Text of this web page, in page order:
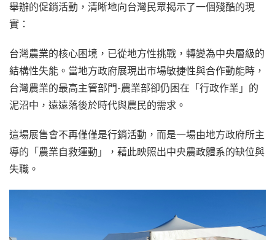
舉辦的促銷活動，清晰地向台灣民眾揭示了一個殘酷的現
實：
台灣農業的核心困境，已從地方性挑戰，轉變為中央層級的
結構性失能。當地方政府展現出市場敏捷性與合作動能時，
台灣農業的最高主管部門-農業部卻仍困在「行政作業」的
泥沼中，遠遠落後於時代與農民的需求。
這場展售會不再僅僅是行銷活動，而是一場由地方政府所主
導的「農業自救運動」，藉此映照出中央農政體系的缺位與
失職。